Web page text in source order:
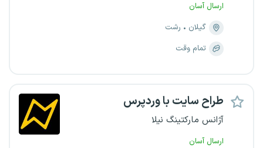
ارسال آسان
گیلان
رشت
تمام وقت
طراح سایت با وردپرس
آژانس مارکتینگ نیلا
ارسال آسان